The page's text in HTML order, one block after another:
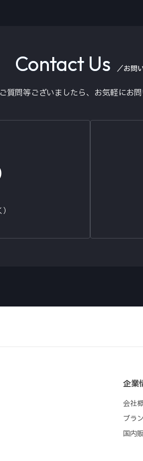
1,152,000画素
Contact Us ／お問
質問等ございましたら、 お気軽にお
企業
会社
ブラ
国内